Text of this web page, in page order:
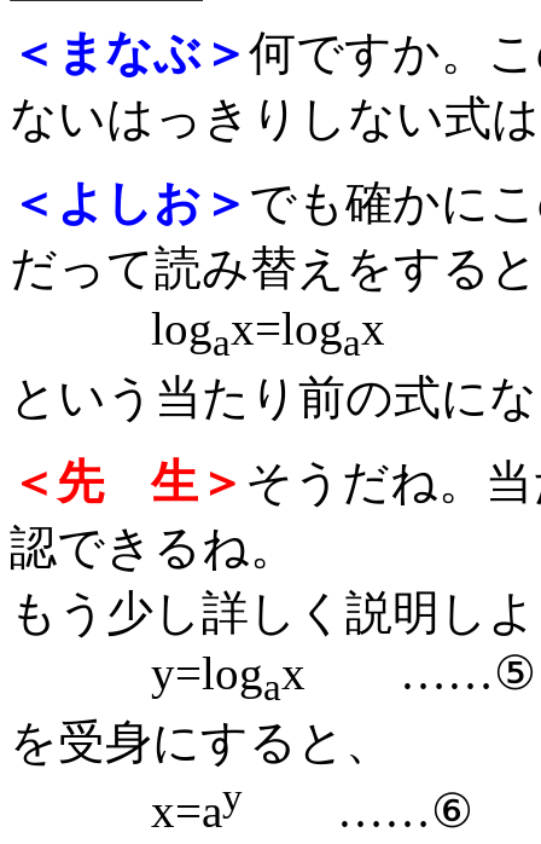
＜まなぶ＞何ですか。
ないはっきりしない式
＜よしお＞ でも確かに
だって読み替えをする
logax=logax
という当たり前の式に
＜先 生＞ そうだね。
認できるね。
もう少し詳しく説明し
y=logax ……⑤
を受身にすると、
x=ay ……⑥